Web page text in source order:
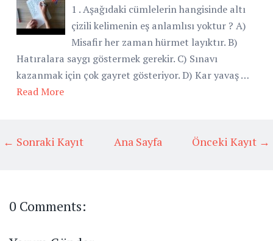
1 . Aşağıdaki cümlelerin hangisinde altı
çizili kelimenin eş anlamlısı yoktur ? A)
Misafir her zaman hürmet layıktır. B)
Hatıralara saygı göstermek gerekir. C) Sınavı
kazanmak için çok gayret gösteriyor. D) Kar yavaş …
Read More
← Sonraki Kayıt Önceki Kayıt →
Ana Sayfa
0 Comments: